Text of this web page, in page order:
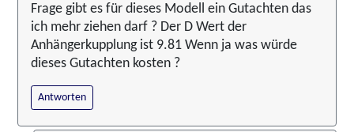
Frage gibt es für dieses Modell ein Gutachten das
ich mehr ziehen darf ? Der D Wert der
Anhängerkupplung ist 9.81 Wenn ja was würde
dieses Gutachten kosten ?
Antworten